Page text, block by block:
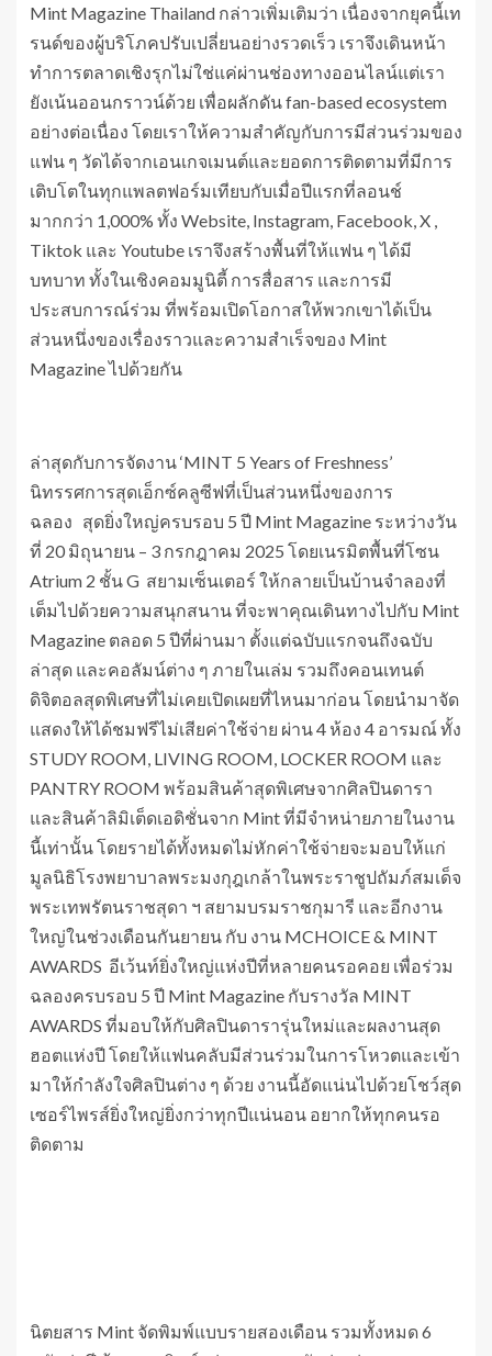
Mint Magazine Thailand กล่าวเพิ่มเติมว่า เนื่องจากยุคนี้เท
รนด์ของผู้บริโภคปรับเปลี่ยนอย่างรวดเร็ว เราจึงเดินหน้า
ทำการตลาดเชิงรุกไม่ใช่แค่ผ่านช่องทางออนไลน์แต่เรา
ยังเน้นออนกราวน์ด้วย เพื่อผลักดัน fan-based ecosystem
อย่างต่อเนื่อง โดยเราให้ความสำคัญกับการมีส่วนร่วมของ
แฟน ๆ วัดได้จากเอนเกจเมนต์และยอดการติดตามที่มีการ
เติบโตในทุกแพลตฟอร์มเทียบกับเมื่อปีแรกที่ลอนช์
มากกว่า 1,000% ทั้ง Website, Instagram, Facebook, X ,
Tiktok และ Youtube เราจึงสร้างพื้นที่ให้แฟน ๆ ได้มี
บทบาท ทั้งในเชิงคอมมูนิตี้ การสื่อสาร และการมี
ประสบการณ์ร่วม ที่พร้อมเปิดโอกาสให้พวกเขาได้เป็น
ส่วนหนึ่งของเรื่องราวและความสำเร็จของ Mint
Magazine ไปด้วยกัน
ล่าสุดกับการจัดงาน ‘MINT 5 Years of Freshness’
นิทรรศการสุดเอ็กซ์คลูซีฟที่เป็นส่วนหนึ่งของการ
ฉลอง สุดยิ่งใหญ่ครบรอบ 5 ปี Mint Magazine ระหว่างวัน
ที่ 20 มิถุนายน – 3 กรกฎาคม 2025 โดยเนรมิตพื้นที่โซน
Atrium 2 ชั้น G สยามเซ็นเตอร์ ให้กลายเป็นบ้านจำลองที่
เต็มไปด้วยความสนุกสนาน ที่จะพาคุณเดินทางไปกับ Mint
Magazine ตลอด 5 ปีที่ผ่านมา ตั้งแต่ฉบับแรกจนถึงฉบับ
ล่าสุด และคอลัมน์ต่าง ๆ ภายในเล่ม รวมถึงคอนเทนต์
ดิจิตอลสุดพิเศษที่ไม่เคยเปิดเผยที่ไหนมาก่อน โดยนำมาจัด
แสดงให้ได้ชมฟรีไม่เสียค่าใช้จ่าย ผ่าน 4 ห้อง 4 อารมณ์ ทั้ง
STUDY ROOM, LIVING ROOM, LOCKER ROOM และ
PANTRY ROOM พร้อมสินค้าสุดพิเศษจากศิลปินดารา
และสินค้าลิมิเต็ดเอดิชั่นจาก Mint ที่มีจำหน่ายภายในงาน
นี้เท่านั้น โดยรายได้ทั้งหมดไม่หักค่าใช้จ่ายจะมอบให้แก่
มูลนิธิโรงพยาบาลพระมงกุฎเกล้าในพระราชูปถัมภ์สมเด็จ
พระเทพรัตนราชสุดา ฯ สยามบรมราชกุมารี และอีกงาน
ใหญ่ในช่วงเดือนกันยายน กับ งาน MCHOICE & MINT
AWARDS อีเว้นท์ยิ่งใหญ่แห่งปีที่หลายคนรอคอย เพื่อร่วม
ฉลองครบรอบ 5 ปี Mint Magazine กับรางวัล MINT
AWARDS ที่มอบให้กับศิลปินดารารุ่นใหม่และผลงานสุด
ฮอตแห่งปี โดยให้แฟนคลับมีส่วนร่วมในการโหวตและเข้า
มาให้กำลังใจศิลปินต่าง ๆ ด้วย งานนี้อัดแน่นไปด้วยโชว์สุด
เซอร์ไพรส์ยิ่งใหญ่ยิ่งกว่าทุกปีแน่นอน อยากให้ทุกคนรอ
ติดตาม
นิตยสาร Mint จัดพิมพ์แบบรายสองเดือน รวมทั้งหมด 6